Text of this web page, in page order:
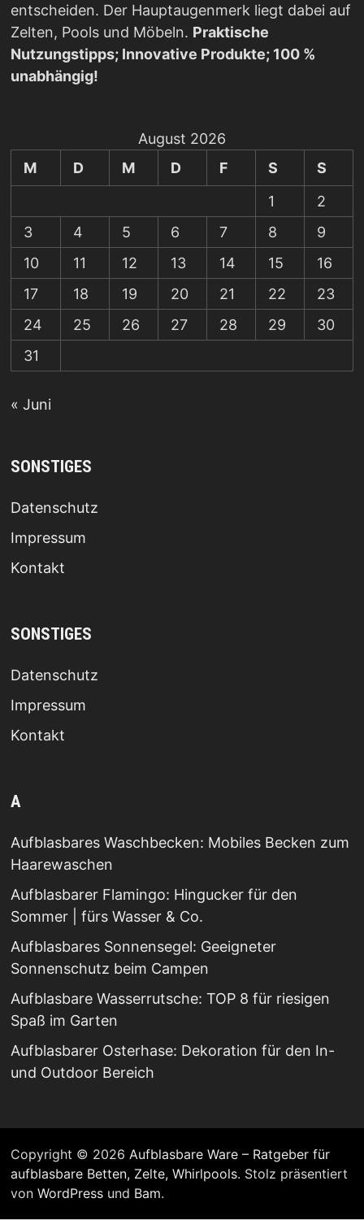
entscheiden. Der Hauptaugenmerk liegt dabei auf
Zelten, Pools und Möbeln. Praktische
Nutzungstipps; Innovative Produkte; 100 %
unabhängig!
August 2026
M
D M D F S
S
1
2
3
4 5 6 7 8
9
10
11 12 13 14 15
16
17
18 19 20 21 22
23
24
25 26 27 28 29
30
31
« Juni
SONSTIGES
Datenschutz
Impressum
Kontakt
SONSTIGES
Datenschutz
Impressum
Kontakt
A
Aufblasbares Waschbecken: Mobiles Becken zum
Haarewaschen
Aufblasbarer Flamingo: Hingucker für den
Sommer | fürs Wasser & Co.
Aufblasbares Sonnensegel: Geeigneter
Sonnenschutz beim Campen
Aufblasbare Wasserrutsche: TOP 8 für riesigen
Spaß im Garten
Aufblasbarer Osterhase: Dekoration für den In-
und Outdoor Bereich
Copyright © 2026 Aufblasbare Ware – Ratgeber für
aufblasbare Betten, Zelte, Whirlpools. Stolz präsentiert
von WordPressund Bam.